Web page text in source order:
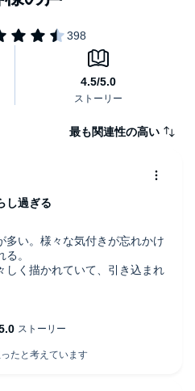
最も関連性の高い
多い。様々な気付きが忘れかけ
。
しく描かれていて、引き込まれ
ピッタリで、何度聴いても飽き
し過ぎる